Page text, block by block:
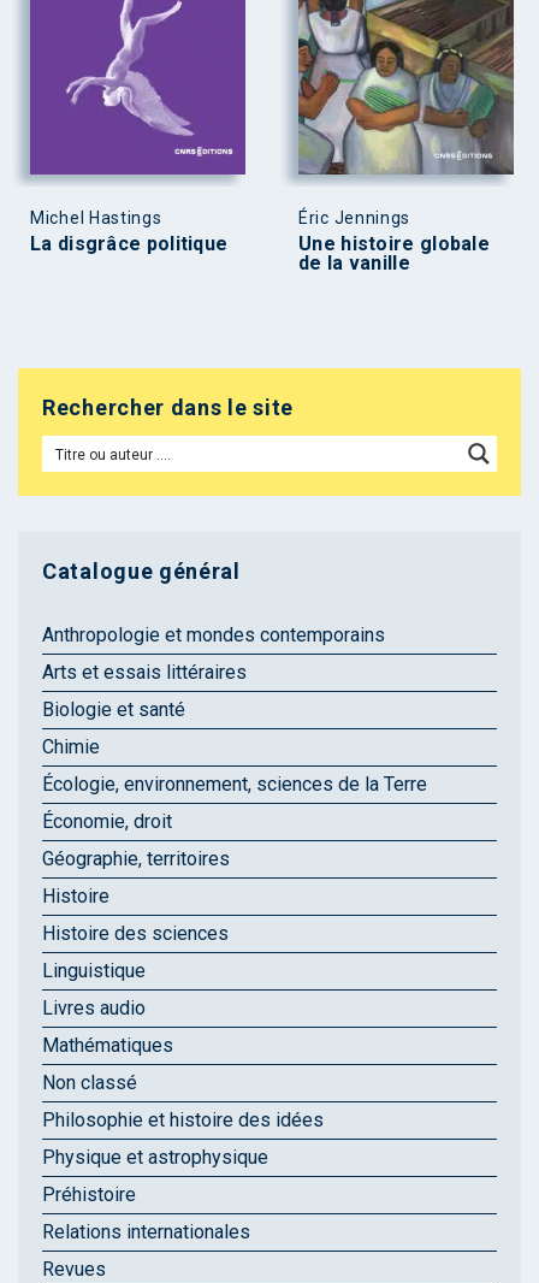
Michel Hastings
La disgrâce politique
Éric Jennings
Une histoire globale
de la vanille
Rechercher dans le site
Catalogue général
Anthropologie et mondes contemporains
Arts et essais littéraires
Biologie et santé
Chimie
Écologie, environnement, sciences de la Terre
Économie, droit
Géographie, territoires
Histoire
Histoire des sciences
Linguistique
Livres audio
Mathématiques
Non classé
Philosophie et histoire des idées
Physique et astrophysique
Préhistoire
Relations internationales
Revues